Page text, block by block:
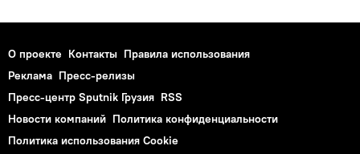
О проекте Контакты Правила использования
Реклама Пресс-релизы
Пресс-центр Sputnik Грузия RSS
Новости компаний Политика конфиденциальности
Политика использования Cookie